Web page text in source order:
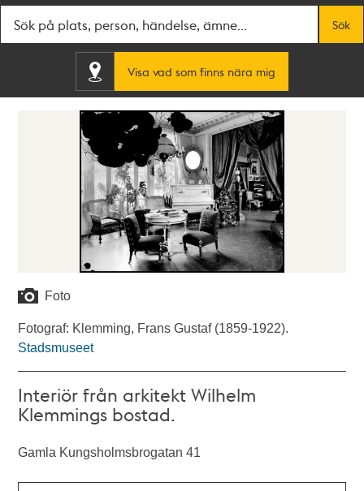
Sök
Visa vad som finns nära mig
Foto
Fotograf: Klemming, Frans Gustaf (1859-1922).
Stadsmuseet
Interiör från arkitekt Wilhelm
Klemmings bostad.
Gamla Kungsholmsbrogatan 41